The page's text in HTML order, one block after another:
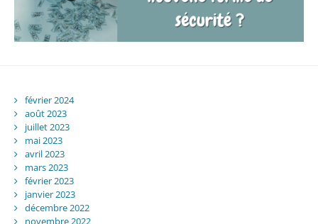
février 2024
août 2023
juillet 2023
mai 2023
avril 2023
mars 2023
février 2023
janvier 2023
décembre 2022
novembre 2022